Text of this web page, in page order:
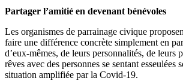
Partager l’amitié en devenant bénévoles
Les organismes de parrainage civique
faire une différence concrète simplement en
d’eux-mêmes, de leurs personnalités, de leurs
rêves avec des personnes se sentant esseulées
situation amplifiée par la Covid-19.